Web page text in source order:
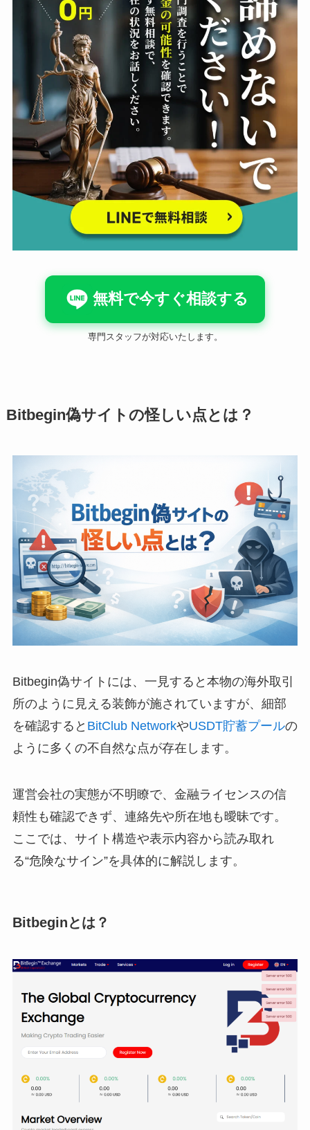
無料で今すぐ相談する
専門スタッフが対応いたします。
Bitbegin偽サイトの怪しい点とは？
Bitbegin偽サイトには、一見すると本物の海外取引
所のように見える装飾が施されていますが、細部
を確認すると BitClub NetworkやUSDT貯蓄プールの
ように多くの不自然な点が存在します。
運営会社の実態が不明瞭で、金融ライセンスの信
頼性も確認できず、連絡先や所在地も曖昧です。
ここでは、サイト構造や表示内容から読み取れ
る“危険なサイン”を具体的に解説します。
Bitbeginとは？